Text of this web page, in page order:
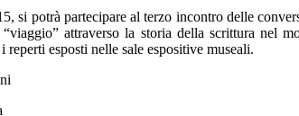
si potrà partecipare al terzo incontro delle
attraverso la storia della scrittura nel
esposti nelle sale espositive museali.